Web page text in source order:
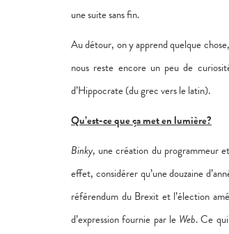
une suite sans fin.
Au détour, on y apprend quelque
nous reste encore un peu de
d’Hippocrate (du grec vers le latin).
Qu’est-ce que ça met en lumière?
Binky, une création du programmeur
effet, considérer qu’une douzaine
référendum du Brexit et l’élection
d’expression fournie par le Web. Ce